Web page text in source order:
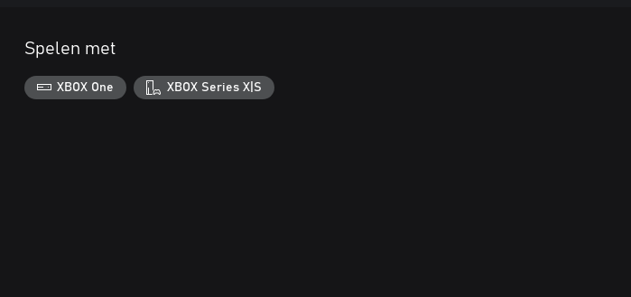
Spelen met
XBOX One XBOX Series X|S